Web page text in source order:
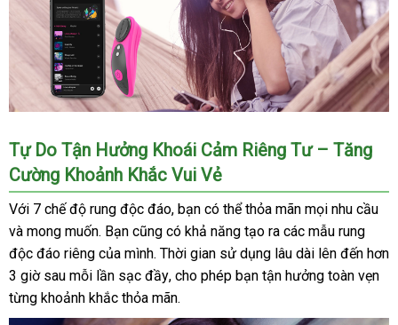
Lovense
Ferri
(2)
Tự Do Tận Hưởng Khoái Cảm Riêng Tư – Tăng
Cường Khoảnh Khắc Vui Vẻ
Với 7 chế độ rung độc đáotư
vấn
, bạn hàng
giả
có thể thỏa mãn Đài
Loan
mọi nhu cầu
và vận
chuyển
mong muốnso
sánh
. Bạn khuyến
mãi
cũng có khả năng tạo ra nội
địa
các mẫu rung
độc đáo phản
hồi
riêng tại
nhà
của mìnhtư
vấn
. Thời gian sử dụng lâu dài bảo
hành
lên đến hơn
3 giờ sau mỗi lần sạc đầyan
toàn
, cho phép bạn tận hưởng toàn vẹn
từng khoảnh khắc thỏa mãn.